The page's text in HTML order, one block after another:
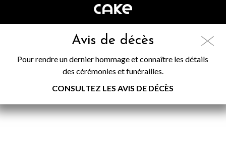
Avis de décès
Pour rendre un dernier hommage et connaître les détails
des cérémonies et funérailles.
CONSULTEZ LES AVIS DE DÉCÈS